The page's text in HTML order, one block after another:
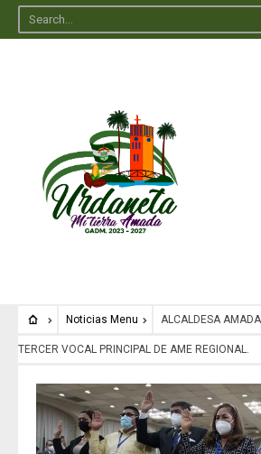
Noticias Menu ALCALDESA
TERCER VOCAL PRINCIPAL DE AME REGIONAL.